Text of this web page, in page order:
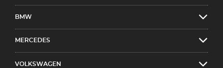
BMW
MERCEDES
VOLKSWAGEN